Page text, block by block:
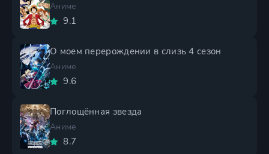
Аниме
9.1
О моем перерождении в слизь 4 сезон
Аниме
9.6
Поглощённая звезда
Аниме
8.7